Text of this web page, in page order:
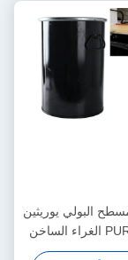
البولي يوريثين
التفاعلي PUR الغراء الساخن
للحرارة